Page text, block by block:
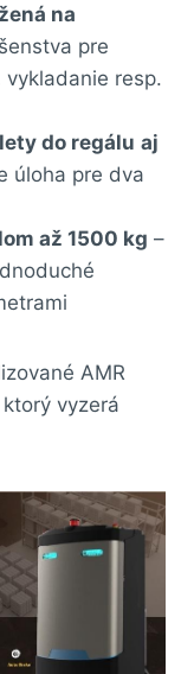
na
pre
resp.
do regálu aj
úloha pre dva
až 1500 kg –
AMR
vyzerá